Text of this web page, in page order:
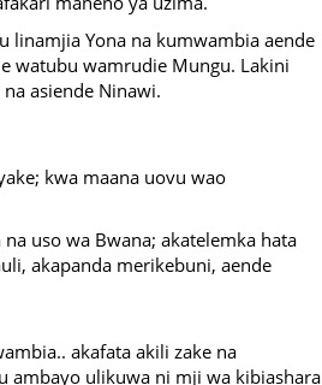
linamjia Yona na kumwambia aende
watubu wamrudie Mungu. Lakini
asiende Ninawi.
kwa maana uovu wao
uso wa Bwana; akatelemka hata
akapanda merikebuni, aende
akafata akili zake na
ambayo ulikuwa ni mji wa kibiashara